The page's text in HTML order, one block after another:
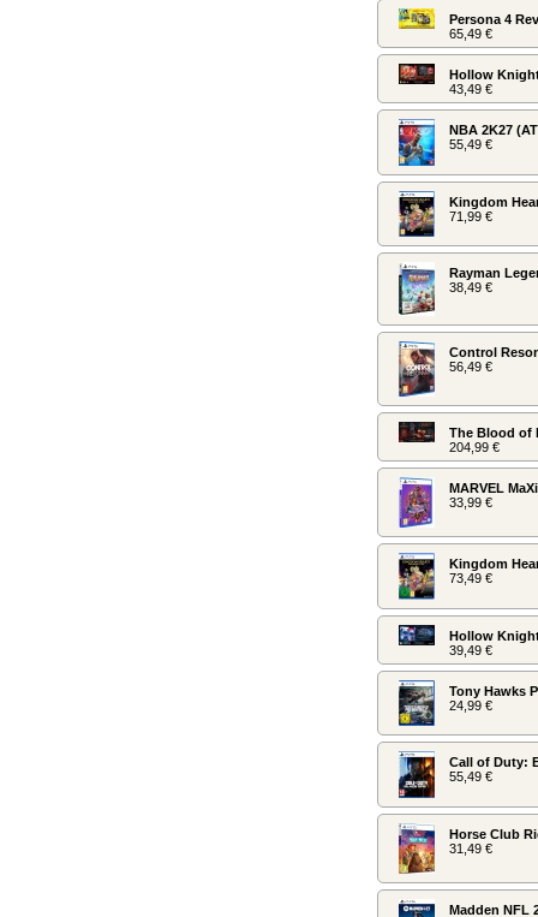
Persona 4
65,49 €
Hollow
43,49 €
NBA 2K27
55,49 €
Kingdom
71,99 €
Rayman
38,49 €
Control
56,49 €
The Blood of
204,99 €
MARVEL
33,99 €
Kingdom
73,49 €
Hollow
39,49 €
Tony Hawks
24,99 €
Call of Duty:
55,49 €
Horse Club
31,49 €
Madden NFL